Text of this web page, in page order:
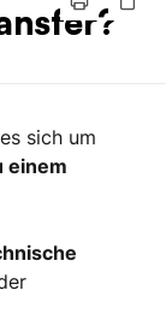
sich um
einem